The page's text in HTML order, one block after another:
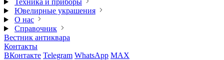
Техника и приборы
Ювелирные украшения
О нас
Справочник
Вестник антиквара
Контакты
ВКонтакте Telegram WhatsApp MAX